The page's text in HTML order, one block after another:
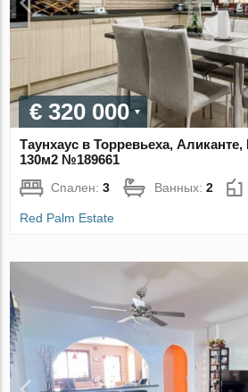
€ 320 000
Таунхаус в Торревьеха,
130м2 №189661
Спален:3 Ванных:2
Red Palm Estate